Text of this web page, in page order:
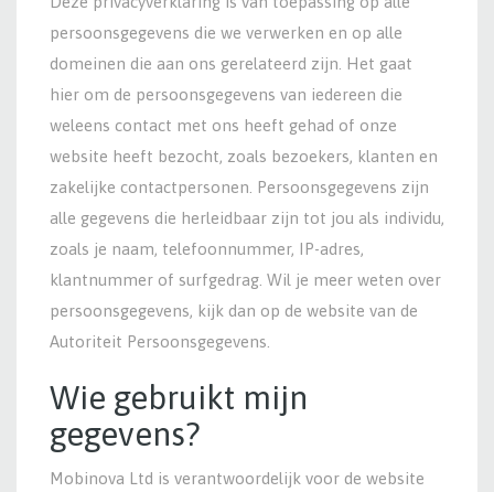
persoonsgegevens die we verwerken en op alle
domeinen die aan ons gerelateerd zijn. Het gaat
hier om de persoonsgegevens van iedereen die
weleens contact met ons heeft gehad of onze
website heeft bezocht, zoals bezoekers, klanten en
zakelijke contactpersonen. Persoonsgegevens zijn
alle gegevens die herleidbaar zijn tot jou als individu,
zoals je naam, telefoonnummer, IP-adres,
klantnummer of surfgedrag. Wil je meer weten over
persoonsgegevens, kijk dan op de website van de
Autoriteit Persoonsgegevens.
Wie gebruikt mijn
gegevens?
Mobinova Ltd is verantwoordelijk voor de website